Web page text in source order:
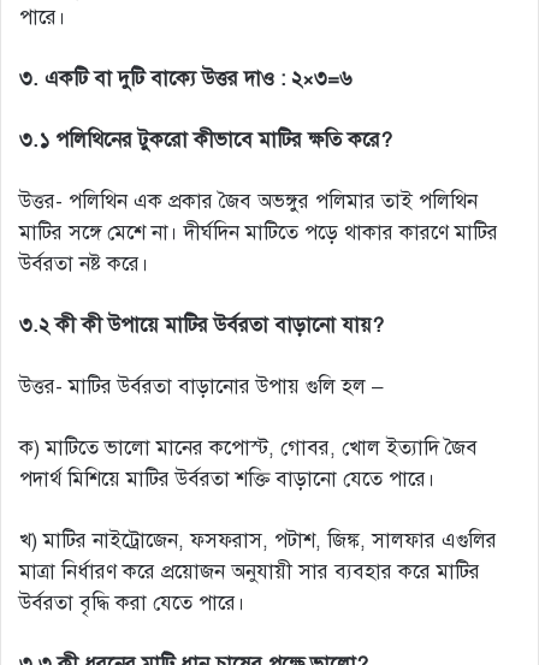
পারে।
৩. একটি বা দুটি বাক্যে উত্তর দাও : ২×৩=৬
৩.১ পলিথিনের টুকরো কীভাবে মাটির ক্ষতি করে?
উত্তর- পলিথিন এক প্রকার জৈব অভঙ্গুর পলিমার তাই পলিথিন
মাটির সঙ্গে মেশে না। দীর্ঘদিন মাটিতে পড়ে থাকার কারণে মাটির
উর্বরতা নষ্ট করে।
৩.২ কী কী উপায়ে মাটির উর্বরতা বাড়ানো যায়?
উত্তর- মাটির উর্বরতা বাড়ানোর উপায় গুলি হল –
ক) মাটিতে ভালো মানের কপোস্ট, গোবর, খোল ইত্যাদি জৈব
পদার্থ মিশিয়ে মাটির উর্বরতা শক্তি বাড়ানো যেতে পারে।
খ) মাটির নাইট্রোজেন, ফসফরাস, পটাশ, জিঙ্ক, সালফার এগুলির
মাত্রা নির্ধারণ করে প্রয়োজন অনুযায়ী সার ব্যবহার করে মাটির
উর্বরতা বৃদ্ধি করা যেতে পারে।